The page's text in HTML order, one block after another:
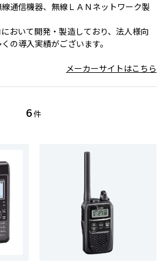
通信機器、無線ＬＡＮネットワーク製
おいて開発・製造しており、法人様向
の導入実績がございます。
メーカーサイトはこちら
6件